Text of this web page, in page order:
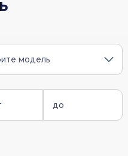
модель
до